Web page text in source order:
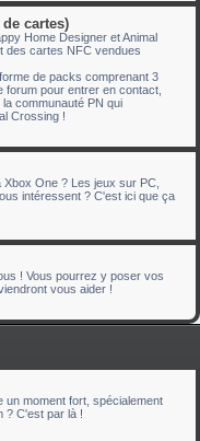
cartes)
Home Designer et Animal
des cartes NFC vendues
de packs comprenant 3
pour entrer en contact,
communauté PN qui
Crossing !
One ? Les jeux sur PC,
intéressent ? C'est ici que ça
! Vous pourrez y poser vos
vous aider !
un moment fort, spécialement
? C'est par là !